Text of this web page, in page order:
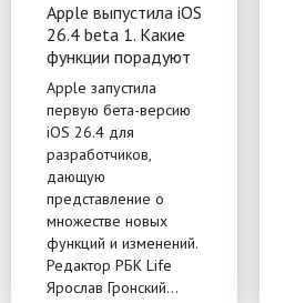
Apple выпустила iOS
26.4 beta 1. Какие
функции порадуют
владельцев iPhone.
ОС доступна для
разработчиков, а
общая версия
выйдет через пару
недель
Apple запустила
первую бета-версию
iOS 26.4 для
разработчиков,
дающую
представление о
множестве новых
функций и изменений.
Редактор РБК Life
Ярослав Гронский...